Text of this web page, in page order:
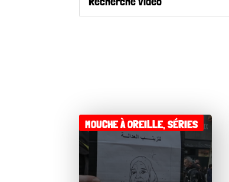
MOUCHE À OREILLE,SÉRIES